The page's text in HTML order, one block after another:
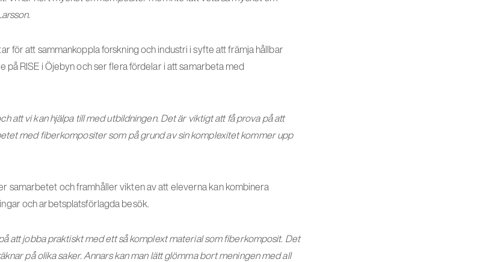
för att sammankoppla forskning och industri i syfte att främja hållbar
på RISE i Öjebyn och ser flera fördelar i att samarbeta med
att vi kan hjälpa till med utbildningen. Det är viktigt att få prova på att
med fiberkompositer som på grund av sin komplexitet kommer upp
samarbetet och framhåller vikten av att eleverna kan kombinera
och arbetsplatsförlagda besök.
att jobba praktiskt med ett så komplext material som fiberkomposit. Det
på olika saker. Annars kan man lätt glömma bort meningen med all